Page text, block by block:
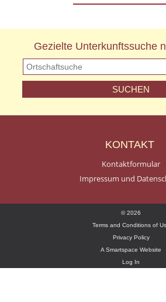
Gezielte Unterkunftssuche
KONTAKT
Kontaktformular
Impressum und
© 2026
Terms and Conditions of
Privacy Policy
A Smartspace Website
Log In